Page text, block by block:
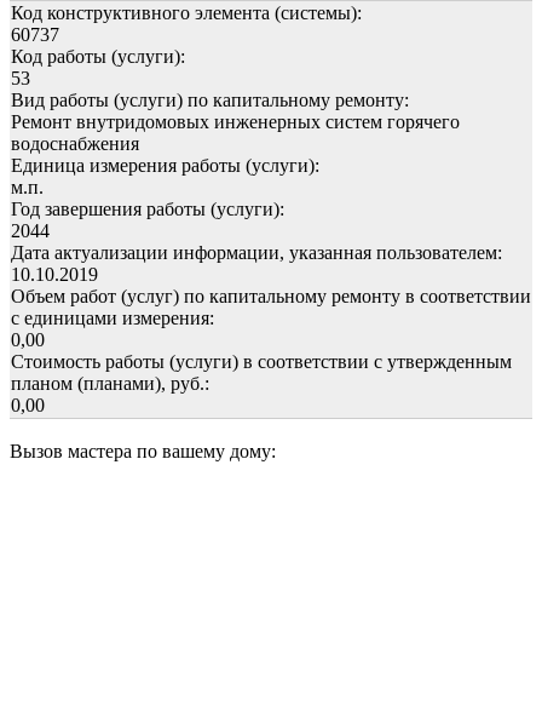
Код конструктивного элемента (системы):
60737
Код работы (услуги):
53
Вид работы (услуги) по капитальному ремонту:
Ремонт внутридомовых инженерных систем горячего
водоснабжения
Единица измерения работы (услуги):
м.п.
Год завершения работы (услуги):
2044
Дата актуализации информации, указанная пользователем:
10.10.2019
Объем работ (услуг) по капитальному ремонту в соответствии
с единицами измерения:
0,00
Стоимость работы (услуги) в соответствии с утвержденным
планом (планами), руб.:
0,00
Вызов мастера по вашему дому: